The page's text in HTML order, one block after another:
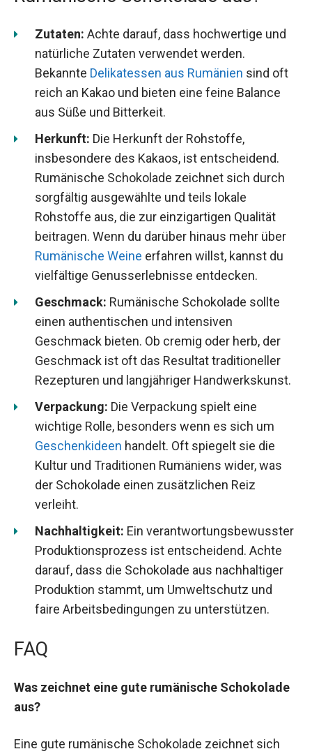
Zutaten: Achte darauf, dass hochwertige und
natürliche Zutaten verwendet werden.
Bekannte Delikatessen aus Rumänien sind oft
reich an Kakao und bieten eine feine Balance
aus Süße und Bitterkeit.
Herkunft: Die Herkunft der Rohstoffe,
insbesondere des Kakaos, ist entscheidend.
Rumänische Schokolade zeichnet sich durch
sorgfältig ausgewählte und teils lokale
Rohstoffe aus, die zur einzigartigen Qualität
beitragen. Wenn du darüber hinaus mehr über
Rumänische Weine erfahren willst, kannst du
vielfältige Genusserlebnisse entdecken.
Geschmack: Rumänische Schokolade sollte
einen authentischen und intensiven
Geschmack bieten. Ob cremig oder herb, der
Geschmack ist oft das Resultat traditioneller
Rezepturen und langjähriger Handwerkskunst.
Verpackung: Die Verpackung spielt eine
wichtige Rolle, besonders wenn es sich um
Geschenkideen handelt. Oft spiegelt sie die
Kultur und Traditionen Rumäniens wider, was
der Schokolade einen zusätzlichen Reiz
verleiht.
Nachhaltigkeit: Ein verantwortungsbewusster
Produktionsprozess ist entscheidend. Achte
darauf, dass die Schokolade aus nachhaltiger
Produktion stammt, um Umweltschutz und
faire Arbeitsbedingungen zu unterstützen.
FAQ
Was zeichnet eine gute rumänische Schokolade
aus?
Eine gute rumänische Schokolade zeichnet sich